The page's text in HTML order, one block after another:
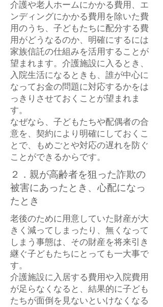
介護や老人ホームにかかる費用、エ
ンディングにかかる費用を除いた費
用のうち、子どもたちに配分する費
用がどうなるのか、明確にするには
家族信託の仕組みを活用することが
望まれます。介護施設に入るとき、
入院生活になるときも、誰が中心に
なってお金の問題に対応するかをは
っきりさせておくことが望まれま
す。
なぜなら、子どもたちや配偶者の合
意を、契約により明確にしておくこ
とで、もめごとや対応の遅れを防ぐ
ことができるからです。
２．親が高齢者を狙った詐欺の
被害にあったとき、心配になっ
たとき
老後のために用意していた財産が大
きく減ってしまったり、無くなって
しまう事態は、その財産を将来引き
継ぐ子どもたちにとっても一大事で
す。
介護施設に入居する費用や入院費用
が足らなくなると、結果的に子ども
たちが面倒を見ないといけなくなる